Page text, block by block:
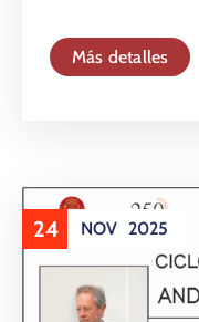
Más detalles
24 NOV 2025